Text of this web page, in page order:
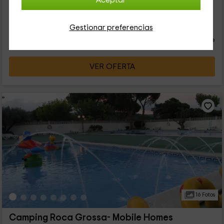
Gestionar preferencias
total de 120 m². Puede albergar de 6 a 10 personas, que se
Contacto directo
persona y noche
VER OFERTA
16 Fotos
Camping Roca Grossa- Mobile Homes